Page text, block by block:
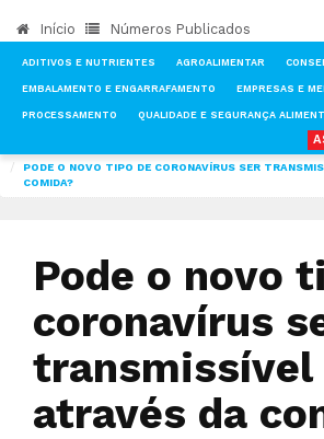
Início Números Publicados
ADITIVOS E NUTRIENTES AGROALIMENTAR
EMBALAMENTO E ENGARRAFAMENTO EMPRESAS E
PROCESSAMENTO QUALIDADE E SEGURANÇA
PODE O NOVO TIPO DE CORONAVÍRUS SER
COMIDA?
Pode o novo
coronavírus
transmissível
através da